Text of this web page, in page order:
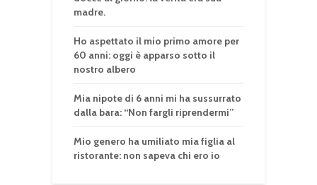
madre.
Ho aspettato il mio primo amore per
60 anni: oggi è apparso sotto il
nostro albero
Mia nipote di 6 anni mi ha sussurrato
dalla bara: “Non fargli riprendermi”
Mio genero ha umiliato mia figlia al
ristorante: non sapeva chi ero io